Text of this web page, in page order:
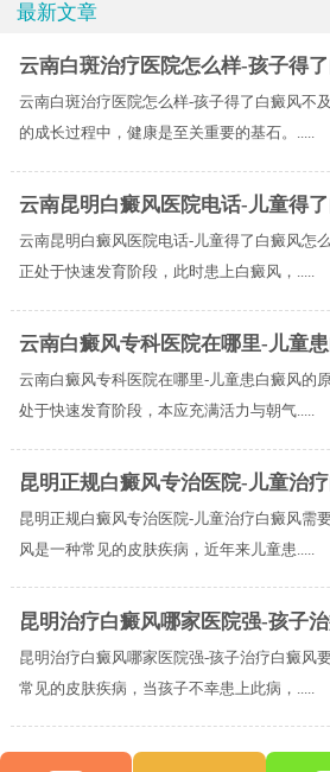
最新文章
云南白斑治疗医院怎么样-孩子得
云南白斑治疗医院怎么样-孩子得了白癜风不
的成长过程中，健康是至关重要的基石。.....
云南昆明白癜风医院电话-儿童得
云南昆明白癜风医院电话-儿童得了白癜风怎
正处于快速发育阶段，此时患上白癜风，.....
云南白癜风专科医院在哪里-儿童
云南白癜风专科医院在哪里-儿童患白癜风的
处于快速发育阶段，本应充满活力与朝气.....
昆明正规白癜风专治医院-儿童治
昆明正规白癜风专治医院-儿童治疗白癜风需
风是一种常见的皮肤疾病，近年来儿童患.....
昆明治疗白癜风哪家医院强-孩子
昆明治疗白癜风哪家医院强-孩子治疗白癜风
常见的皮肤疾病，当孩子不幸患上此病，.....